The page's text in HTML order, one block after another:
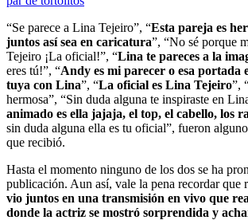
“Se parece a Lina Tejeiro”, “Esta pareja es
juntos así sea en caricatura”, “No sé porque
Tejeiro ¡La oficial!”, “Lina te pareces a la
eres tú!”, “Andy es mi parecer o esa portada
tuya con Lina”, “La oficial es Lina Tejeiro”,
hermosa”, “Sin duda alguna te inspiraste en
animado es ella jajaja, el top, el cabello, los
sin duda alguna ella es tu oficial”, fueron
que recibió.
Hasta el momento ninguno de los dos se ha
publicación. Aun así, vale la pena recordar que
vio juntos en una transmisión en vivo que
donde la actriz se mostró sorprendida y